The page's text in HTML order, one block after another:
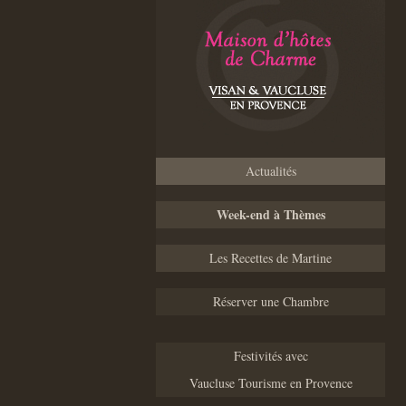
Actualités
Week-end à Thèmes
Les Recettes de Martine
Réserver une Chambre
Festivités avec
Vaucluse Tourisme en Provence